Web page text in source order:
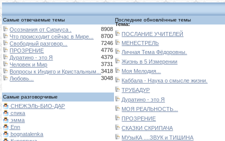
Самые отвечаемые темы Последние обновлённые темы
Осознания от Сириуса .
8908
Что происходит сейчас в Мире...
8700
Свободный разговор...
7246
ПРОЗРЕНИЕ
4776
Дуратино - это Я
4379
Человек и Мир
3731
Вопросы к Индиго и Кристальным...3418
Любовь...
3048
Тема:
ПОСЛАНИЕ УЧИТЕЛЕЙ
МЕНЕСТРЕЛЬ
Личная Тема Фёдоровны.
Жизнь в 5 Измерении
Моя Мелодия...
Каббала - Наука о смысле жизни.
ТРУБАДУР
Дуратино - это Я
МОЯ РЕАЛЬНОСТЬ...
ПРОЗРЕНИЕ
СКАЗКИ СКРИПАЧА
МУзыКА ....ЗВУК и ТИШИНА
Самые разговорчивые
СНЕЖЭЛЬ-БИО-ДАР
спика
эмма
Enn
bognatalenka